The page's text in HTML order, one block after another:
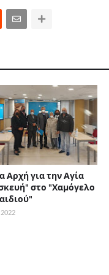
Αρχή για την Αγία
στο "Χαμόγελο